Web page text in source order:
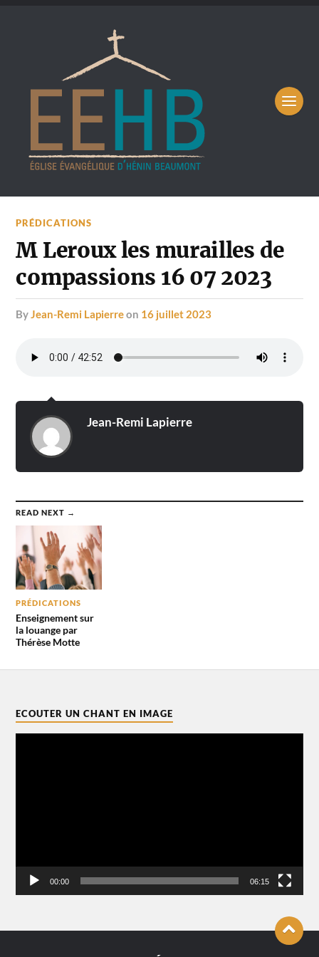
PRÉDICATIONS
M Leroux les murailles de
compassions 16 07 2023
byJean-Remi Lapierreon 16 juillet 2023
Jean-Remi Lapierre
READ NEXT →
PRÉDICATIONS
Enseignement sur
la louange par
Thérèse Motte
ECOUTER UN CHANT EN IMAGE
00:00 06:15